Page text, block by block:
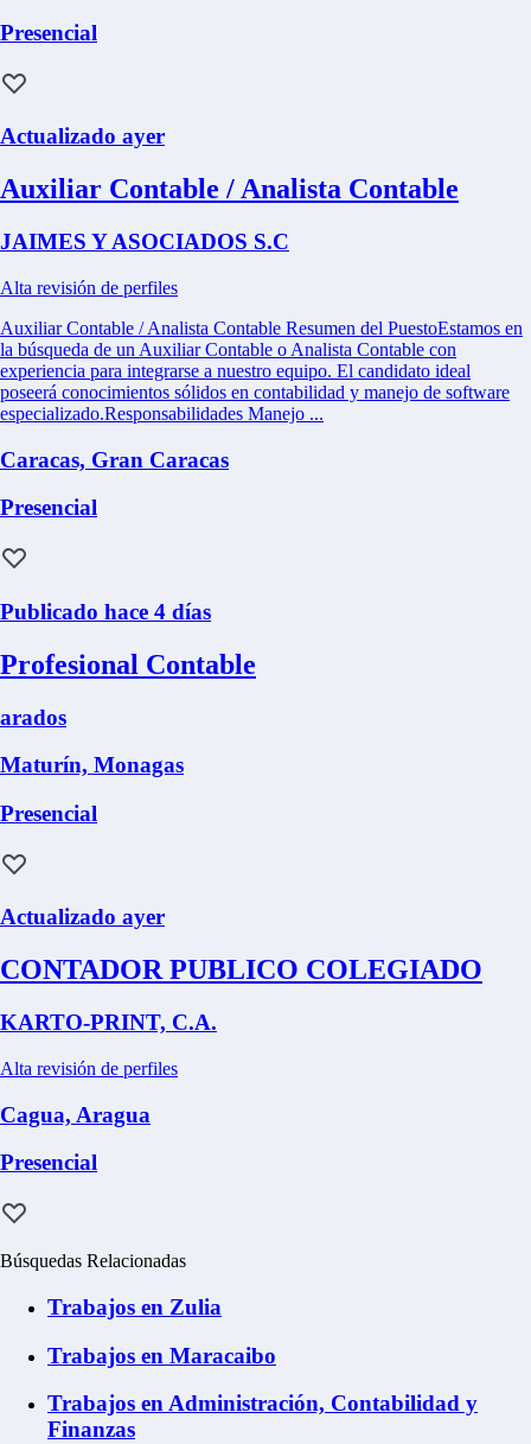
Presencial
Actualizado ayer
Auxiliar Contable / Analista Contable
JAIMES Y ASOCIADOS S.C
Alta revisión de perfiles
Auxiliar Contable / Analista Contable Resumen del PuestoEstamos en
la búsqueda de un Auxiliar Contable o Analista Contable con
experiencia para integrarse a nuestro equipo. El candidato ideal
poseerá conocimientos sólidos en contabilidad y manejo de software
especializado.Responsabilidades Manejo ...
Caracas, Gran Caracas
Presencial
Publicado hace 4 días
Profesional Contable
arados
Maturín, Monagas
Presencial
Actualizado ayer
CONTADOR PUBLICO COLEGIADO
KARTO-PRINT, C.A.
Alta revisión de perfiles
Cagua, Aragua
Presencial
Búsquedas Relacionadas
Trabajos en Zulia
Trabajos en Maracaibo
Trabajos en Administración, Contabilidad y
Finanzas